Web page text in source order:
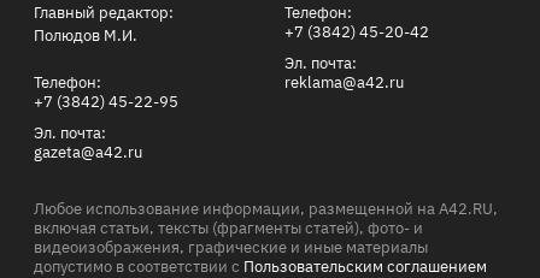
Главный редактор:
Полюдов М.И.
Телефон:
+7 (3842) 45-22-95
Эл. почта:
gazeta@a42.ru
Телефон:
+7 (3842) 45-20-42
Эл. почта:
reklama@a42.ru
Любое использование информации, размещенной на A42.RU,
включая статьи, тексты (фрагменты статей), фото- и
видеоизображения, графические и иные материалы
допустимо в соответствии с Пользовательским соглашением